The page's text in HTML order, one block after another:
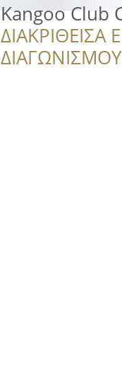
Kangoo Club
ΔΙΑΚΡΙΘΕΙΣΑ
ΔΙΑΓΩΝΙΣΜΟΥ